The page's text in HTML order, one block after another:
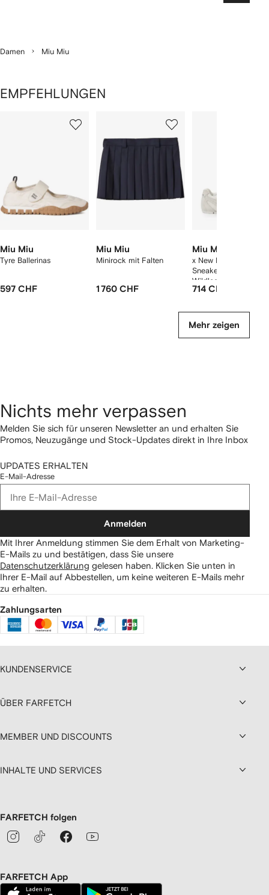
Damen Miu Miu
EMPFEHLUNGEN
Miu Miu
Tyre Ballerinas
597 CHF
12
Miu Miu
Minirock mit Falten
1 760 CHF
Miu Miu
x New Balance 530
Sneakers aus Mesh
Wildleder
714 CHF
Mehr zeigen
Nichts mehr verpassen
Melden Sie sich für unseren Newsletter an und erhalten Sie
Promos, Neuzugänge und Stock-Updates direkt in Ihre Inbox
UPDATES ERHALTEN
E-Mail-Adresse
Anmelden
Mit Ihrer Anmeldung stimmen Sie dem Erhalt von Marketing-
E-Mails zu und bestätigen, dass Sie unsere
Datenschutzerklärung gelesen haben. Klicken Sie unten in
Ihrer E-Mail auf Abbestellen, um keine weiteren E-Mails mehr
zu erhalten.
Zahlungsarten
KUNDENSERVICE
ÜBER FARFETCH
MEMBER UND DISCOUNTS
INHALTE UND SERVICES
FARFETCH folgen
FARFETCH App